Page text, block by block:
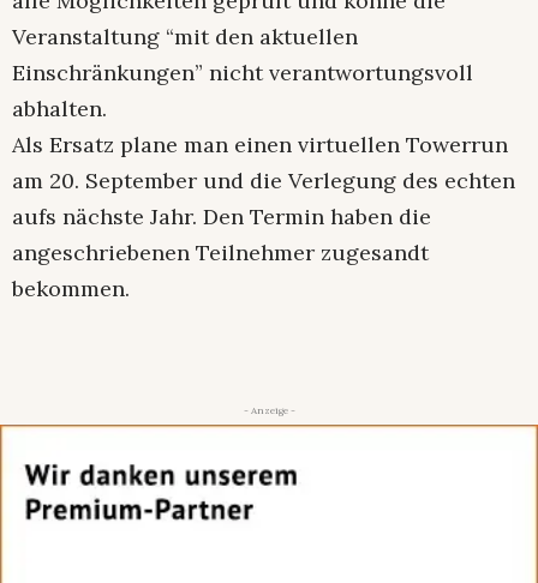
Veranstaltung “mit den aktuellen
Einschränkungen” nicht verantwortungsvoll
abhalten.
Als Ersatz plane man einen virtuellen Towerrun
am 20. September und die Verlegung des echten
aufs nächste Jahr. Den Termin haben die
angeschriebenen Teilnehmer zugesandt
bekommen.
- Anzeige -